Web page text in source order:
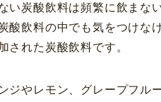
い炭酸飲料は頻繁に飲まな
酸飲料の中でも気をつけな
された炭酸飲料です。
ジやレモン、グレープフル